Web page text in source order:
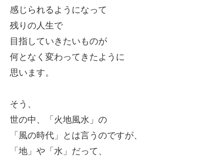
感じられるようになって
残りの人生で
目指していきたいものが
何となく 変わってきたように
思います。
そう、
世の中、「火地風水」の
「風の時代」とは言うのですが、
「地」や「水」だって、